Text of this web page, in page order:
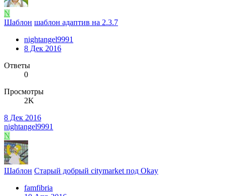
N
Шаблон шаблон адаптив на 2.3.7
nightangel9991
8 Дек 2016
Ответы
0
Просмотры
2K
8 Дек 2016
nightangel9991
N
Шаблон Старый добрый citymarket под Okay
famfibria